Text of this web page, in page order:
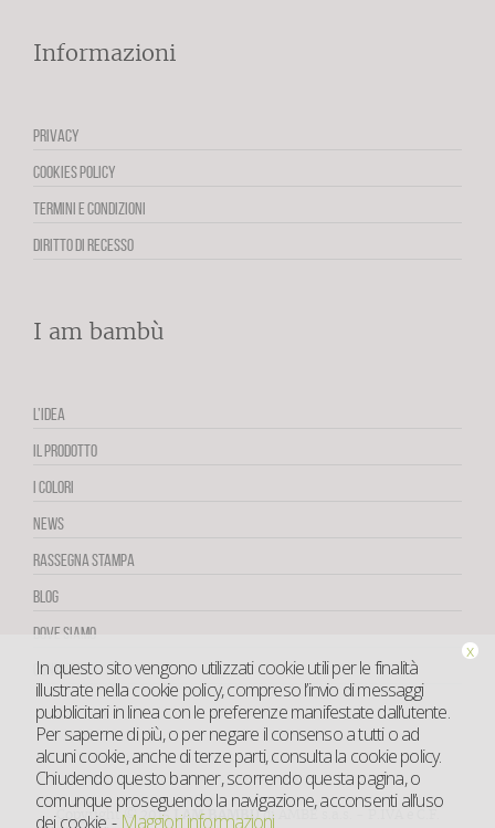
In questo sito vengono utilizzati cookie utili per le finalità
illustrate nella cookie policy, compreso l’invio di messaggi
pubblicitari in linea con le preferenze manifestate dall’utente.
Per saperne di più, o per negare il consenso a tutti o ad
alcuni cookie, anche di terze parti, consulta la cookie policy.
Chiudendo questo banner, scorrendo questa pagina, o
comunque proseguendo la navigazione, acconsenti all’uso
dei cookie. - Maggiori informazioni
x
Informazioni
PRIVACY
COOKIES POLICY
TERMINI E CONDIZIONI
DIRITTO DI RECESSO
I am bambù
L’IDEA
IL PRODOTTO
I COLORI
NEWS
RASSEGNA STAMPA
BLOG
DOVE SIAMO
CONTATTI
Copyright © 2015 I AM BAMBÙdi AMBE s.a.s. - P.IVA e C.F.